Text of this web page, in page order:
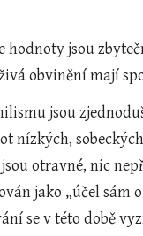
hodnoty jsou
obvinění mají
jsou
nízkých,
otravné, nic
jako „účel sám
se v této době